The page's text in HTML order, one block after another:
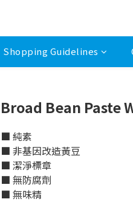
Shopping Guidelines
Broad Bean Paste
■ 純素
■ 非基因改造黃豆
■ 潔淨標章
■ 無防腐劑
■ 無味精